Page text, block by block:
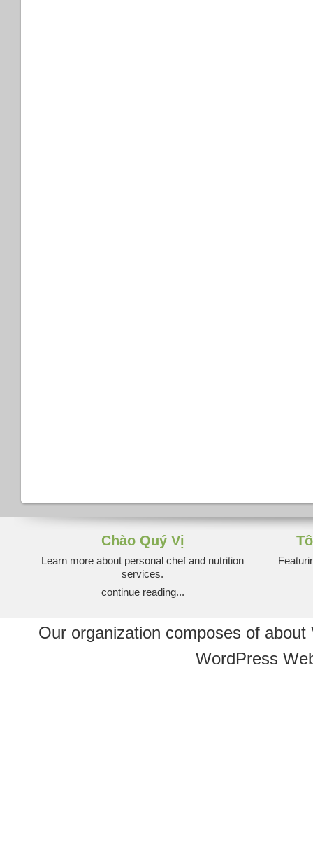
Chào Quý Vị
Learn more about personal chef and nutrition
services.
continue reading...
Our organization composes of
WordPress